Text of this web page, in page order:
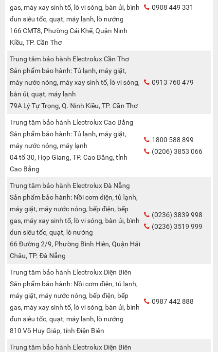
gas, máy xay sinh tố, lò vi sóng, bàn ủi, bình
đun siêu tốc, quạt, máy lạnh, lò nướng
166 CMT8, Phường Cái Khế, Quận Ninh
Kiều, TP. Cần Thơ
0908 449 331
Trung tâm bảo hành Electrolux Cần Thơ
Sản phẩm bảo hành: Tủ lạnh, máy giặt,
máy nước nóng, máy xay sinh tố, lò vi sóng,
bàn ủi, quạt, máy lạnh
79A Lý Tự Trọng, Q. Ninh Kiều, TP. Cần Thơ
0913 760 479
Trung tâm bảo hành Electrolux Cao Bằng
Sản phẩm bảo hành: Tủ lạnh, máy giặt,
máy nước nóng, máy lạnh
04 tổ 30, Hợp Giang, TP. Cao Bằng, tỉnh
Cao Bằng
1800 588 899
(0206) 3853 066
Trung tâm bảo hành Electrolux Đà Nẵng
Sản phẩm bảo hành: Nồi cơm điện, tủ lạnh,
máy giặt, máy nước nóng, bếp điện, bếp
gas, máy xay sinh tố, lò vi sóng, bàn ủi, bình
đun siêu tốc, quạt, lò nướng
66 Đường 2/9, Phường Bình Hiên, Quận Hải
Châu, TP. Đà Nẵng
(0236) 3839 998
(0236) 3519 999
Trung tâm bảo hành Electrolux Điện Biên
Sản phẩm bảo hành: Nồi cơm điện, tủ lạnh,
máy giặt, máy nước nóng, bếp điện, bếp
gas, máy xay sinh tố, lò vi sóng, bàn ủi, bình
đun siêu tốc, quạt, máy lạnh, lò nướng
810 Võ Huy Giáp, tỉnh Điện Biên
0987 442 888
Trung tâm bảo hành Electrolux Điện Biên